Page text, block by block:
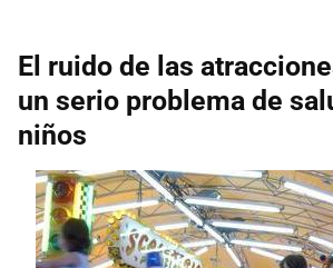
El ruido de las
un serio problema de
niños